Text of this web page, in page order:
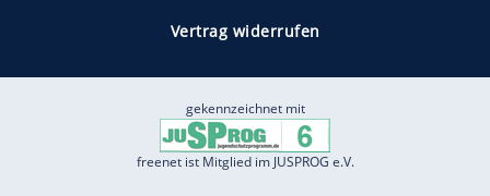
Vertrag widerrufen
gekennzeichnet mit
freenet ist Mitglied im JUSPROG e.V.